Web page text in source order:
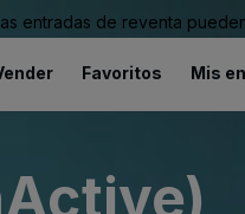
entradas de reventa
Favoritos Mis